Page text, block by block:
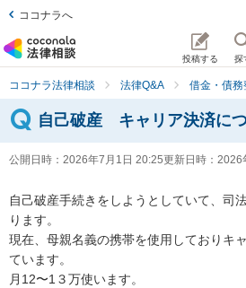
ココナラへ
投稿する 探
ココナラ法律相談 法律Q&A 借金・債務
自己破産 キャリア決済に
公開日時： 2026年7月1日 20:25更新日時： 2026
自己破産手続きをしようとしていて、司
ります。
現在、母親名義の携帯を使用しておりキ
ています。
月12〜1３万使います。